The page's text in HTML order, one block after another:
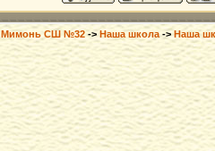
Мимонь СШ №32 -> Наша школа->Наша